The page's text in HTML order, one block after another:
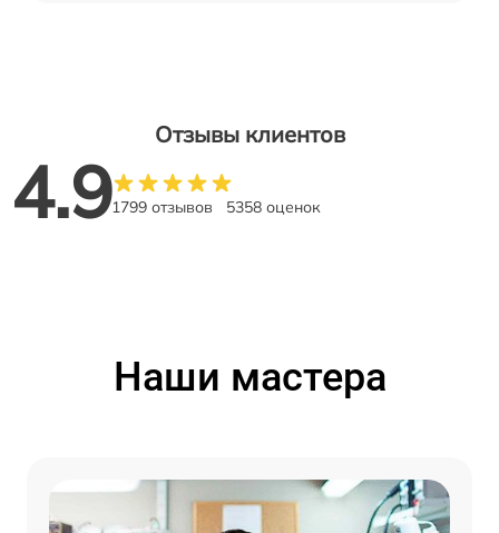
Отзывы клиентов
4.91799 отзывов 5358 оценок
Наши мастера